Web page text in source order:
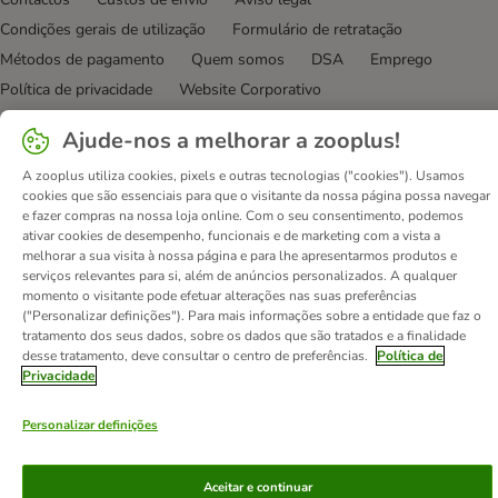
Condições gerais de utilização
Formulário de retratação
Métodos de pagamento
Quem somos DSA
Emprego
Política de privacidade
Website Corporativo
Declaração de acessibilidade
Ajude-nos a melhorar a zooplus!
A zooplus utiliza cookies, pixels e outras tecnologias ("cookies"). Usamos
cookies que são essenciais para que o visitante da nossa página possa navegar
e fazer compras na nossa loja online. Com o seu consentimento, podemos
ativar cookies de desempenho, funcionais e de marketing com a vista a
melhorar a sua visita à nossa página e para lhe apresentarmos produtos e
serviços relevantes para si, além de anúncios personalizados. A qualquer
momento o visitante pode efetuar alterações nas suas preferências
("Personalizar definições"). Para mais informações sobre a entidade que faz o
tratamento dos seus dados, sobre os dados que são tratados e a finalidade
desse tratamento, deve consultar o centro de preferências.
Política de
Privacidade
Personalizar definições
Aceitar e continuar